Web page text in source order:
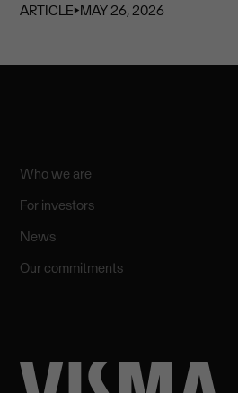
ARTICLE⏵MAY 26, 2026
Who we are
For investors
News
Our commitments